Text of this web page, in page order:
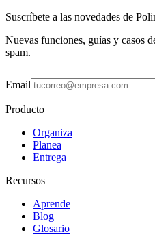
Suscríbete a las novedades de
Nuevas funciones, guías y casos
spam.
Email
Producto
Organiza
Planea
Entrega
Recursos
Aprende
Blog
Glosario